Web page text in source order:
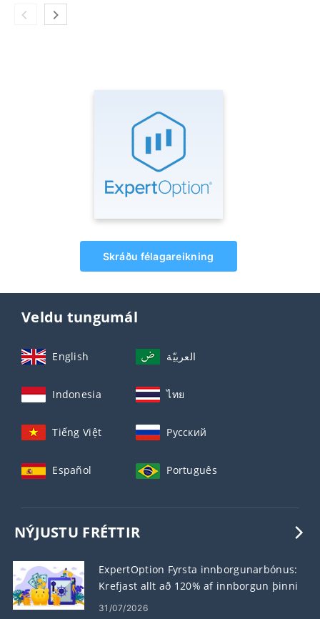
Skráðu félagareikning
Veldu tungumál
English العربيّة
Indonesia ไทย
Tiếng Việt Русский
Español Português
NÝJUSTU FRÉTTIR
ExpertOption Fyrsta innborgunarbónus:
Krefjast allt að 120% af innborgun þinni
31/07/2026